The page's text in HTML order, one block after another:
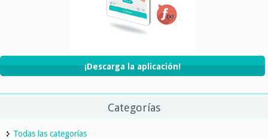
¡Descarga la aplicación!
Categorías
Todas las categorías